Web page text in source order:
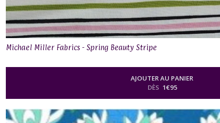
Michael Miller Fabrics - Spring Beauty Stripe
AJOUTER AU PANIER
DÈS 1€95